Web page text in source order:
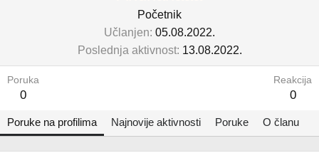
Početnik
Učlanjen 05.08.2022.
Poslednja aktivnost 13.08.2022.
Poruka
0
Reakcija
0
Poruke na profilima Najnovije aktivnosti Poruke O članu